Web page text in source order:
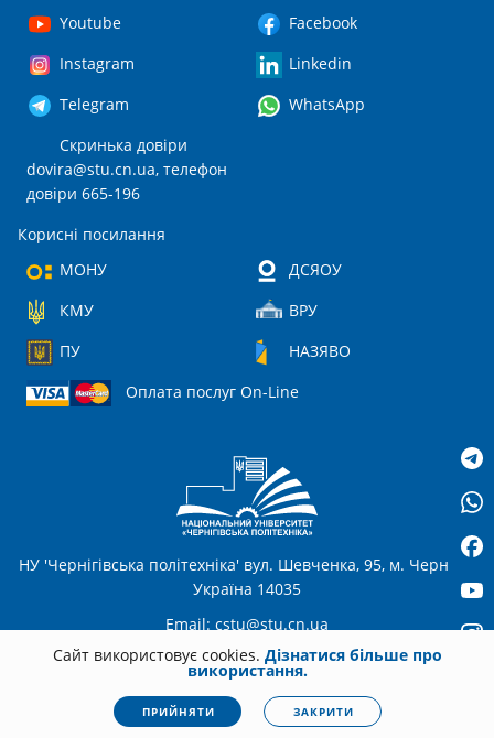
Youtube
Facebook
Instagram
Linkedin
Telegram
WhatsApp
Скринька довіри
dovira@stu.cn.ua, телефон
довіри 665-196
Корисні посилання
МОНУ
ДСЯОУ
КМУ
ВРУ
ПУ
НАЗЯВО
Оплата послуг On-Line
НУ 'Чернігівська політехніка' вул. Шевченка, 95, м. Чернігів,
Україна 14035
Email: cstu@stu.cn.ua
stu.cn.uaВсі права захищені. Несанкціоноване копіювання
заборонено.Політика конфіденційності |Cookies
Сайт використовує cookies. Дізнатися більше про
використання.
ПРИЙНЯТИ ЗАКРИТИ